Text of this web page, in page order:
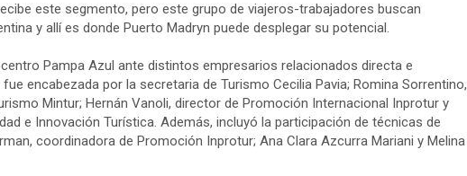
este segmento, pero este grupo de viajeros-trabajadores buscan
y allí es donde Puerto Madryn puede desplegar su potencial.
Pampa Azul ante distintos empresarios relacionados directa e
encabezada por la secretaria de Turismo Cecilia Pavia; Romina Sorrentino,
Mintur; Hernán Vanoli, director de Promoción Internacional Inprotur y
e Innovación Turística. Además, incluyó la participación de técnicas de
coordinadora de Promoción Inprotur; Ana Clara Azcurra Mariani y Melina